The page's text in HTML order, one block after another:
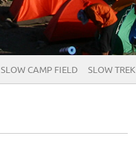
SLOW CAMP FIELD SLOW TREK